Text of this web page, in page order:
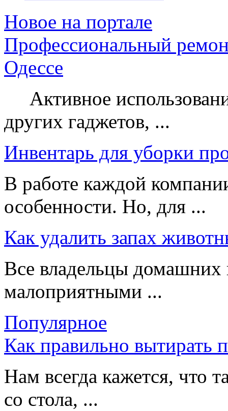
Новое на портале
Профессиональный
Одессе
Активное
других гаджетов, ...
Инвентарь для уборки
В работе каждой
особенности. Но, для ...
Как удалить запах
Все владельцы домашних
малоприятными ...
Популярное
Как правильно вытирать
Нам всегда кажется, что
со стола, ...